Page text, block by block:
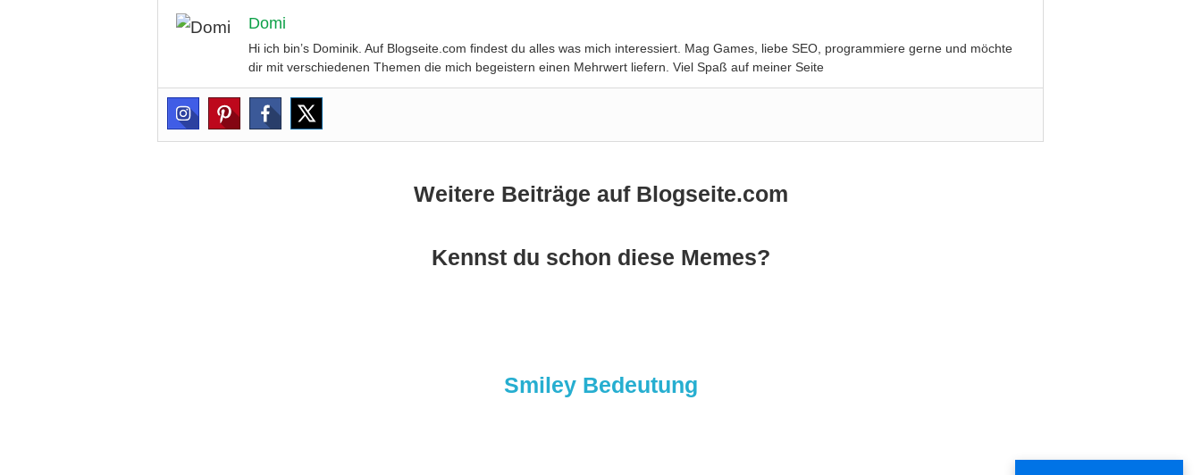
Domi
Hi ich bin’s Dominik. Auf Blogseite.com findest du alles was mich interessiert. Mag Games, liebe SEO, programmiere gerne und möchte
dir mit verschiedenen Themen die mich begeistern einen Mehrwert liefern. Viel Spaß auf meiner Seite
Weitere Beiträge auf Blogseite.com
Kennst du schon diese Memes?
Smiley Bedeutung